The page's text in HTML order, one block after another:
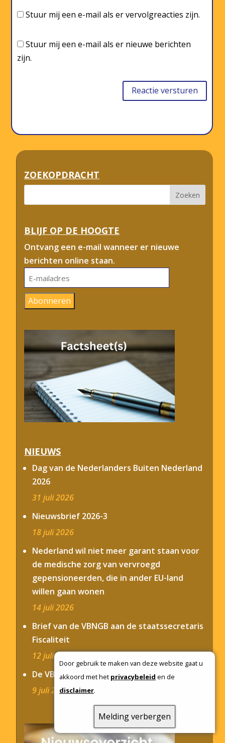
Door gebruik te maken van deze website gaat u
akkoord met het privacybeleid en de
disclaimer.
Melding verbergen
Stuur mij een e-mail als er vervolgreacties zijn.
Stuur mij een e-mail als er nieuwe berichten
zijn.
Reactie versturen
ZOEKOPDRACHT
BLIJF OP DE HOOGTE
Ontvang een e-mail wanneer er nieuwe
berichten online staan.
E-
mailadres
Abonneren
NIEUWS
Dag van de Nederlanders Buiten Nederland
2026
31 juli 2026
Nieuwsbrief 2026-3
18 juli 2026
Nederland wil niet meer garant staan voor
de medische zorg van vervroegd
gepensioneerden, die in ander EU-land
willen gaan wonen
14 juli 2026
Brief van de VBNGB aan de staatssecretaris
Fiscaliteit
12 juli 2026
De VBNGB zoekt bestuursleden
9 juli 2026